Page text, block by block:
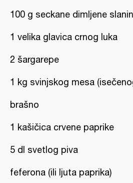
100 g seckane dimljene
1 velika glavica crnog luka
2 šargarepe
1 kg svinjskog mesa
brašno
1 kašičica crvene paprike
5 dl svetlog piva
feferona (ili ljuta paprika)